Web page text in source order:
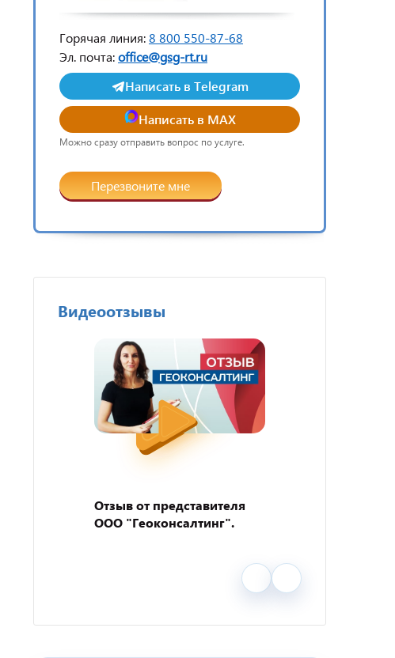
Горячая линия:8 800 550-87-68
Эл. почта:office@gsg-rt.ru
Написать в Telegram
Написать в MAX
Можно сразу отправить вопрос по услуге.
Перезвоните мне
Видеоотзывы
Отзыв от представителя
ООО "Геоконсалтинг".